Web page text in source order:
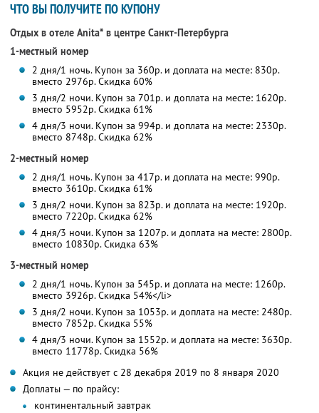
ЧТО ВЫ ПОЛУЧИТЕ ПО КУПОНУ
Отдых в отеле Anita* в центре Санкт-Петербурга
1-местный номер
2 дня/1 ночь. Купон за 360р. и доплата на месте: 830р.
вместо 2976р. Скидка 60%
3 дня/2 ночи. Купон за 701р. и доплата на месте: 1620р.
вместо 5952р.Скидка 61%
4 дня/3 ночи. Купон за 994р. и доплата на месте: 2330р.
вместо 8748р.Скидка 62%
2-местный номер
2 дня/1 ночь. Купон за 417р. и доплата на месте: 990р.
вместо 3610р. Скидка 61%
3 дня/2 ночи. Купон за 823р. и доплата на месте: 1920р.
вместо 7220р.Скидка 62%
4 дня/3 ночи. Купон за 1207р. и доплата на месте: 2800р.
вместо 10830р.Скидка 63%
3-местный номер
2 дня/1 ночь. Купон за 545р. и доплата на месте: 1260р.
вместо 3926р.Скидка 54%</li>
3 дня/2 ночи. Купон за 1053р. и доплата на месте: 2480р.
вместо 7852р.Скидка 55%
4 дня/3 ночи. Купон за 1552р. и доплата на месте: 3630р.
вместо 11778р.Скидка 56%
Акция не действует с 28 декабря 2019 по 8 января 2020
Доплаты — по прайсу:
континентальный завтрак